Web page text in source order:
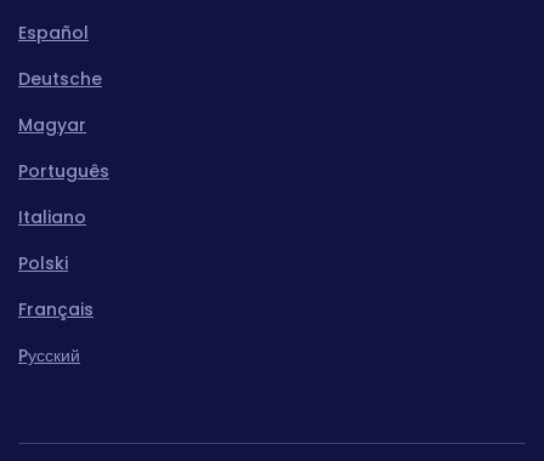
Español
Deutsche
Magyar
Português
Italiano
Polski
Français
Pусский